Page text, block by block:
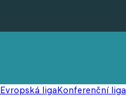
Evropská ligaKonferenční liga